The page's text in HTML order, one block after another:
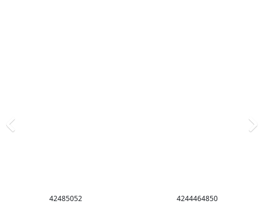
42485052 4244464850